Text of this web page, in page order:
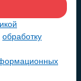
обработку